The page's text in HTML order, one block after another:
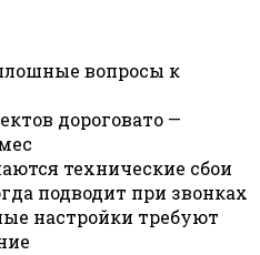
вопросы к
дороговато —
технические сбои
подводит при звонках
настройки требуют